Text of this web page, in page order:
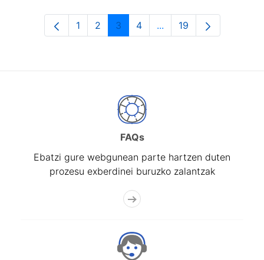
Orrialdea
1 Orrialdea
2 Orrialdea
3 Orrialdea
4 ...Intermediate Pages
Orrialdea
19
FAQs
Ebatzi gure webgunean parte hartzen duten
prozesu exberdinei buruzko zalantzak